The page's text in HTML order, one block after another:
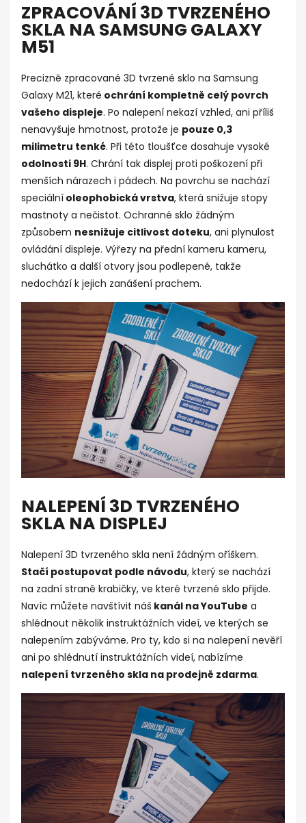
ZPRACOVÁNÍ 3D TVRZENÉHO
SKLA NA SAMSUNG GALAXY
M51
Precizně zpracované 3D tvrzené sklo na Samsung
Galaxy M21, které ochrání kompletně celý povrch
vašeho displeje. Po nalepení nekazí vzhled, ani příliš
nenavyšuje hmotnost, protože je pouze 0,3
milimetru tenké. Při této tloušťce dosahuje vysoké
odolnosti 9H. Chrání tak displej proti poškození při
menších nárazech i pádech. Na povrchu se nachází
speciální oleophobická vrstva, která snižuje stopy
mastnoty a nečistot. Ochranné sklo žádným
způsobem nesnižuje citlivost doteku, ani plynulost
ovládání displeje. Výřezy na přední kameru kameru,
sluchátko a další otvory jsou podlepené, takže
nedochází k jejich zanášení prachem.
NALEPENÍ 3D TVRZENÉHO
SKLA NA DISPLEJ
Nalepení 3D tvrzeného skla není žádným oříškem.
Stačí postupovat podle návodu, který se nachází
na zadní straně krabičky, ve které tvrzené sklo přijde.
Navíc můžete navštívit náš kanál na YouTube a
shlédnout několik instruktážních videí, ve kterých se
nalepením zabýváme. Pro ty, kdo si na nalepení nevěří
ani po shlédnutí instruktážních videí, nabízíme
nalepení tvrzeného skla na prodejně zdarma.